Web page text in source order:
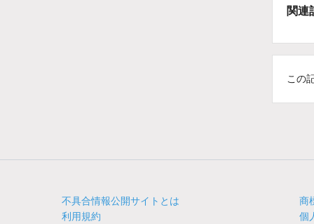
関連
この
不具合情報公開サイトとは
利用規約
商
個